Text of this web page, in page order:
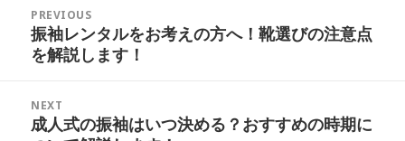
PREVIOUS
Previous
post:
振袖レンタルをお考えの方へ！靴選びの注意点
を解説します！
NEXT
Next
成人式の振袖はいつ決める？おすすめの時期に